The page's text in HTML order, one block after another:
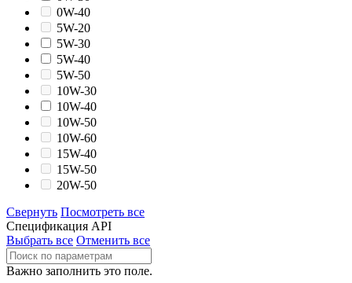
0W-40
5W-20
5W-30
5W-40
5W-50
10W-30
10W-40
10W-50
10W-60
15W-40
15W-50
20W-50
Свернуть Посмотреть все
Спецификация API
Выбрать все Отменить все
Важно заполнить это поле.